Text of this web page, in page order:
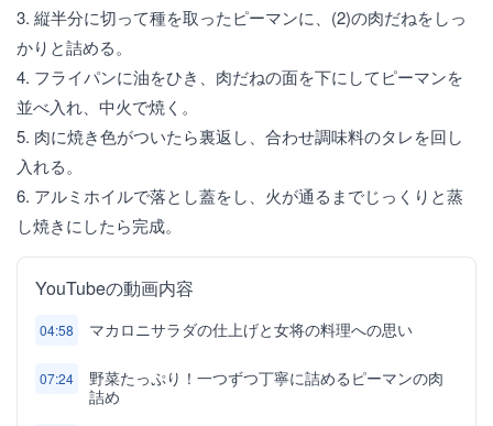
3. 縦半分に切って種を取ったピーマンに、(2)の肉だねをしっ
かりと詰める。
4. フライパンに油をひき、肉だねの面を下にしてピーマンを
並べ入れ、中火で焼く。
5. 肉に焼き色がついたら裏返し、合わせ調味料のタレを回し
入れる。
6. アルミホイルで落とし蓋をし、火が通るまでじっくりと蒸
し焼きにしたら完成。
YouTubeの動画内容
04:58 マカロニサラダの仕上げと女将の料理への思い
07:24
野菜たっぷり！一つずつ丁寧に詰めるピーマンの肉
詰め